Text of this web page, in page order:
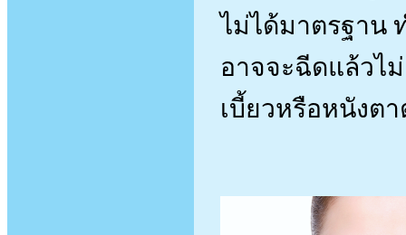
ไม่ได้มาตรฐาน
อาจจะฉีดแล้วไ
เบี้ยวหรือหนังต